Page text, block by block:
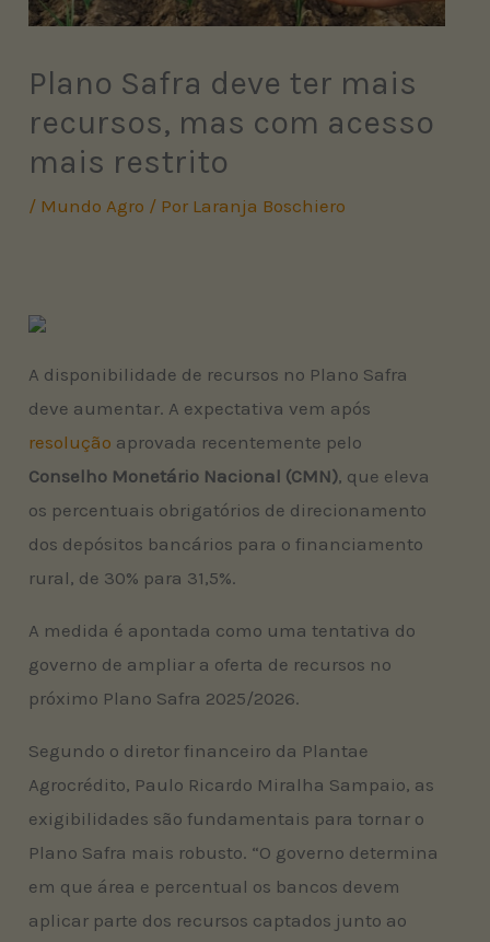
Plano Safra deve ter mais
recursos, mas com acesso
mais restrito
/ Mundo Agro / Por Laranja Boschiero
A disponibilidade de recursos no Plano Safra
deve aumentar. A expectativa vem após
resolução aprovada recentemente pelo
Conselho Monetário Nacional (CMN), que eleva
os percentuais obrigatórios de direcionamento
dos depósitos bancários para o financiamento
rural, de 30% para 31,5%.
A medida é apontada como uma tentativa do
governo de ampliar a oferta de recursos no
próximo Plano Safra 2025/2026.
Segundo o diretor financeiro da Plantae
Agrocrédito, Paulo Ricardo Miralha Sampaio, as
exigibilidades são fundamentais para tornar o
Plano Safra mais robusto. “O governo determina
em que área e percentual os bancos devem
aplicar parte dos recursos captados junto ao